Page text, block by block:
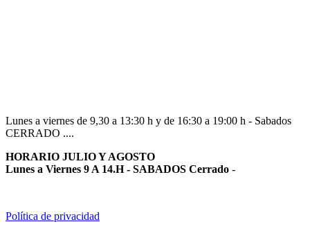
Lunes a viernes de 9,30 a 13:30 h y de 16:30 a 19:00 h - Sabados
CERRADO ....
HORARIO JULIO Y AGOSTO
Lunes a Viernes 9 A 14.H - SABADOS Cerrado -
Política de privacidad